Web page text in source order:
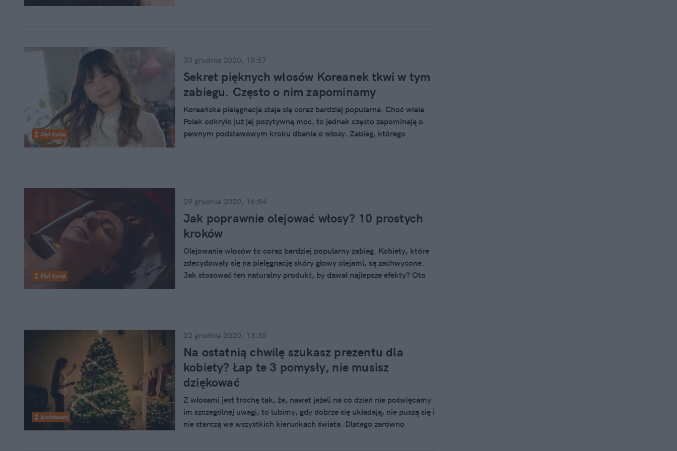
Styl życia
30 grudnia 2020, 15:57
Sekret pięknych włosów Koreanek tkwi w tym
zabiegu. Często o nim zapominamy
Koreańska pielęgnacja staje się coraz bardziej popularna. Choć wiele
Polek odkryło już jej pozytywną moc, to jednak często zapominają o
pewnym podstawowym kroku dbania o włosy. Zabieg, którego
Styl życia
29 grudnia 2020, 16:54
Jak poprawnie olejować włosy? 10 prostych
kroków
Olejowanie włosów to coraz bardziej popularny zabieg. Kobiety, które
zdecydowały się na pielęgnację skóry głowy olejami, są zachwycone.
Jak stosować ten naturalny produkt, by dawał najlepsze efekty? Oto
Archiwum
22 grudnia 2020, 13:30
Na ostatnią chwilę szukasz prezentu dla
kobiety? Łap te 3 pomysły, nie musisz
dziękować
Z włosami jest trochę tak, że, nawet jeżeli na co dzień nie poświęcamy
im szczególnej uwagi, to lubimy, gdy dobrze się układają, nie puszą się i
nie sterczą we wszystkich kierunkach świata. Dlatego zarówno